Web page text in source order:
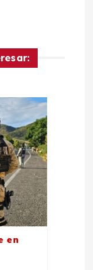
en